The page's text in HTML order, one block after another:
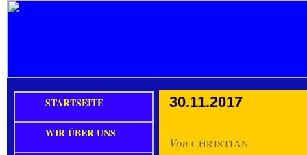
30.11.2017
Von CHRISTIAN
STARTSEITE
WIR ÜBER UNS